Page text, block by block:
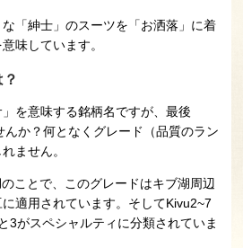
「紳士」のスーツを「お洒落」に着
味しています。
を意味する銘柄名ですが、最後
んか？何となくグレード（品質のラン
ません。
ことで、このグレードはキブ湖周辺
適用されています。そしてKivu2~7
3がスペシャルティに分類されていま